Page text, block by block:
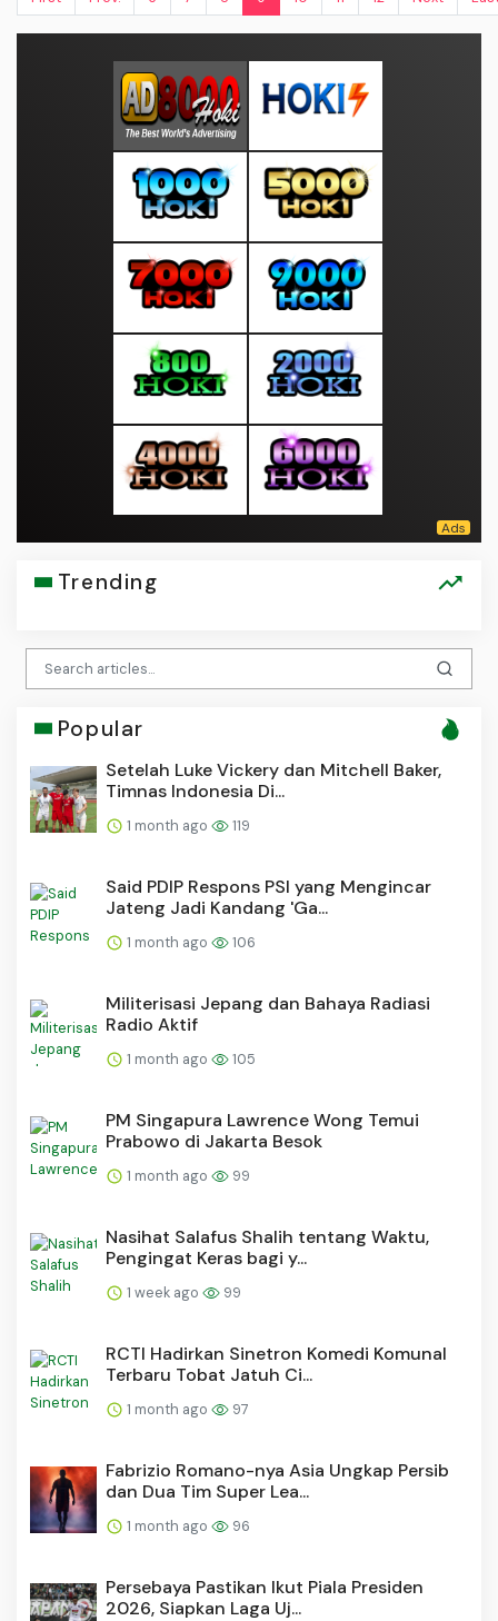
Trending
Popular
Setelah Luke Vickery dan Mitchell Baker,
Timnas Indonesia Di...
1 month ago 119
Said PDIP Respons PSI yang Mengincar
Jateng Jadi Kandang 'Ga...
1 month ago 106
Militerisasi Jepang dan Bahaya Radiasi
Radio Aktif
1 month ago 105
PM Singapura Lawrence Wong Temui
Prabowo di Jakarta Besok
1 month ago 99
Nasihat Salafus Shalih tentang Waktu,
Pengingat Keras bagi y...
1 week ago 99
RCTI Hadirkan Sinetron Komedi Komunal
Terbaru Tobat Jatuh Ci...
1 month ago 97
Fabrizio Romano-nya Asia Ungkap Persib
dan Dua Tim Super Lea...
1 month ago 96
Persebaya Pastikan Ikut Piala Presiden
2026, Siapkan Laga Uj...